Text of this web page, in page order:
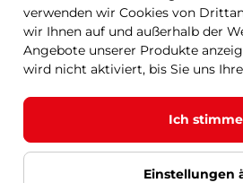
so eine luftdichte Kammer,
an den Visierstiften
werden, wenn sich das
Die Stifte können eingestellt
um eine perfekte
verwenden wir Cookies von
wir Ihnen auf und außerhalb der
Angebote unserer Produkte
wird nicht aktiviert, bis Sie uns
Ich
Einstellungen